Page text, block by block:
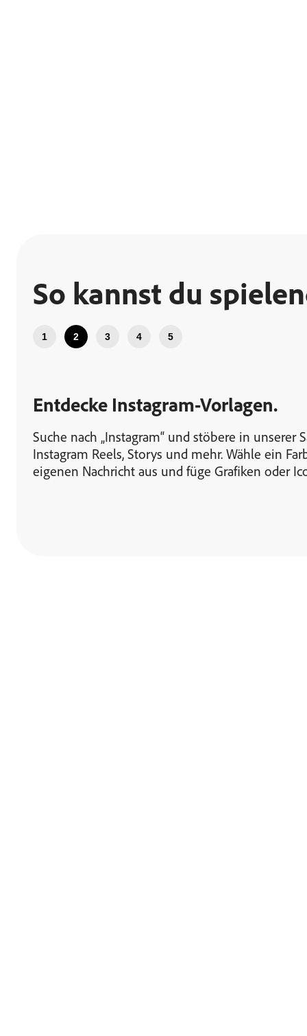
So kannst du
1 2 3 4 5
Entdecke Instagram-Vorlagen.
Suche nach „Instagram“ und stöbere in
Instagram Reels, Storys und mehr. Wähle ein
eigenen Nachricht aus und füge Grafiken oder